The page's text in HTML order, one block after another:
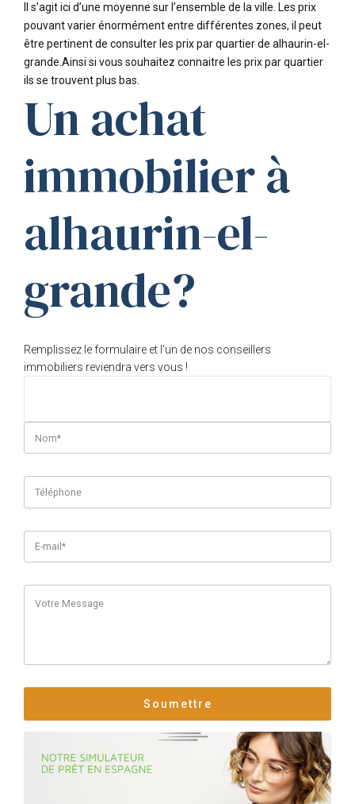
Il s’agit ici d’une moyenne sur l’ensemble de la ville. Les prix
pouvant varier énormément entre différentes zones, il peut
être pertinent de consulter les prix par quartier de alhaurin-el-
grande.Ainsi si vous souhaitez connaitre les prix par quartier
ils se trouvent plus bas.
Un achat
immobilier à
alhaurin-el-
grande?
Remplissez le formulaire et l'un de nos conseillers
immobiliers reviendra vers vous !